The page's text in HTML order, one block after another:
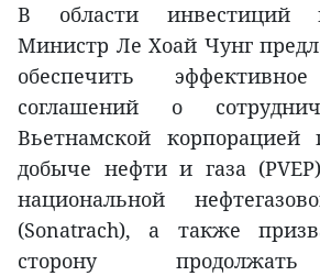
В области инвестиций
Министр Ле Хоай Чунг
обеспечить
соглашений о
Вьетнамской корпорацией
добыче нефти и газа
национальной
(Sonatrach), а также
сторону